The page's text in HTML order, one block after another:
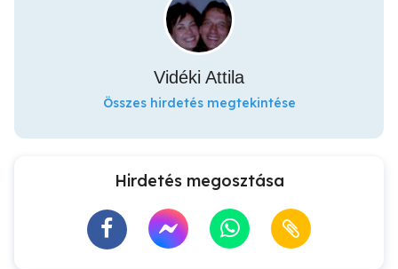
Vidéki Attila
Összes hirdetés megtekintése
Hirdetés megosztása